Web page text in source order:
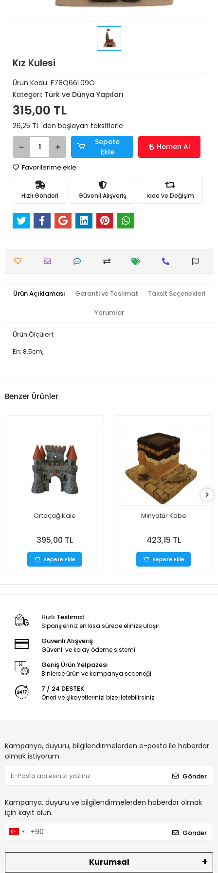
Kız Kulesi
Ürün Kodu: F78Q66L09O
Kategori: Türk ve Dünya Yapıları
315,00 TL
26,25 TL 'den başlayan taksitlerle
Sepete
Ekle
Hemen Al
Favorilerime ekle
Hızlı Gönderi Güvenli Alışveriş İade ve Değişim
Ürün Açıklaması Garanti ve Teslimat Taksit Seçenekleri
Yorumlar
Ürün Ölçüleri:
En: 8,5cm,
Benzer Ürünler
Ortaçağ Kale
395,00 TL
Sepete Ekle
Minyatür Kabe
423,15 TL
Sepete Ekle
Hızlı Teslimat
Siparişleriniz en kısa sürede elinize ulaşır.
Güvenli Alışveriş
Güvenli ve kolay ödeme sistemi
Geniş Ürün Yelpazesi
Binlerce ürün ve kampanya seçeneği
7 / 24 DESTEK
Öneri ve şikayetlerinizi bize iletebilirsiniz.
Kampanya, duyuru, bilgilendirmelerden e-posta ile haberdar
olmak istiyorum.
Gönder
Kampanya, duyuru ve bilgilendirmelerden haberdar olmak
için kayıt olun.
Gönder
Kurumsal